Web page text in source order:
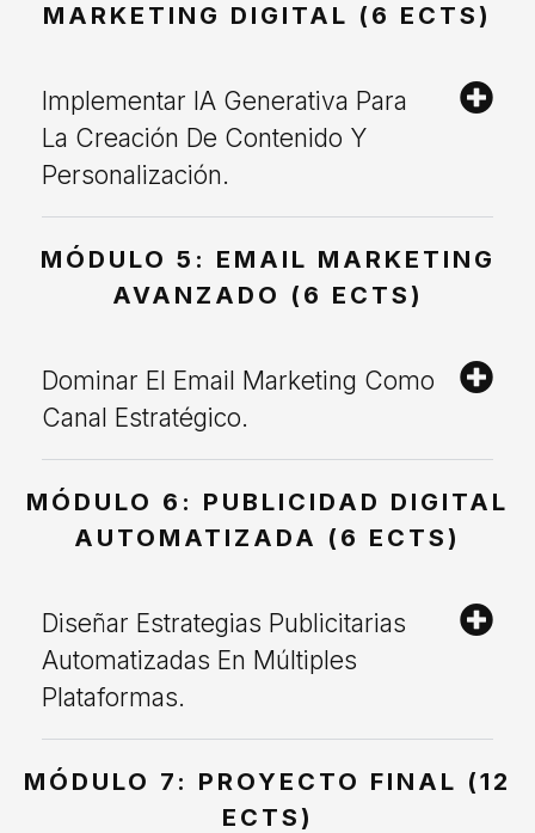
MARKETING DIGITAL (6 ECTS)
Implementar IA Generativa Para
La Creación De Contenido Y
Personalización.
MÓDULO 5: EMAIL MARKETING
AVANZADO (6 ECTS)
Dominar El Email Marketing Como
Canal Estratégico.
MÓDULO 6: PUBLICIDAD DIGITAL
AUTOMATIZADA (6 ECTS)
Diseñar Estrategias Publicitarias
Automatizadas En Múltiples
Plataformas.
MÓDULO 7: PROYECTO FINAL (12
ECTS)